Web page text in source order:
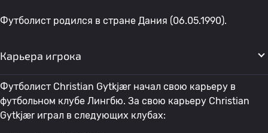
Футболист родился в стране Дания (06.05.1990).
Карьера игрока
Футболист Christian Gytkjær начал свою карьеру в
футбольном клубе Лингбю. За свою карьеру Christian
Gytkjær играл в следующих клубах: